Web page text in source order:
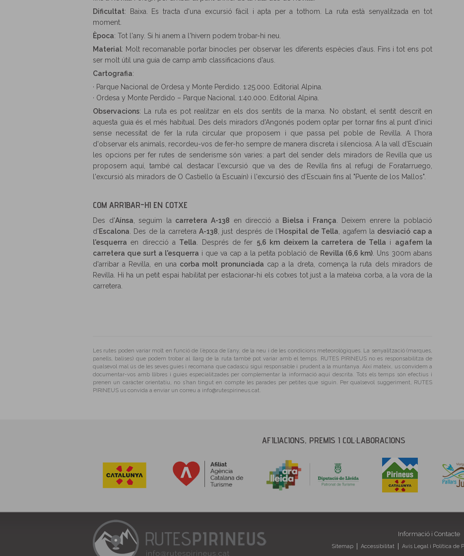
Dificultat: Baixa. Es tracta d'una excursió fàcil i apta per a tothom. La ruta està senyalitzada en tot
moment.
Època: Tot l'any. Si hi anem a l'hivern podem trobar-hi neu.
Material: Molt recomanable portar binocles per observar les diferents espècies d'aus. Fins i tot ens pot
ser molt útil una guia de camp amb classificacions d'aus.
Cartografia:
· Parque Nacional de Ordesa y Monte Perdido. 1:25.000. Editorial Alpina.
· Ordesa y Monte Perdido – Parque Nacional. 1:40.000. Editorial Alpina.
Observacions: La ruta es pot realitzar en els dos sentits de la marxa. No obstant, el sentit descrit en
aquesta guia és el més habitual. Des dels miradors d'Angonés podem optar per tornar fins al punt d'inici
sense necessitat de fer la ruta circular que proposem i que passa pel poble de Revilla. A l'hora
d'observar els animals, recordeu-vos de fer-ho sempre de manera discreta i silenciosa. A la vall d'Escuaín
les opcions per fer rutes de senderisme són varies: a part del sender dels miradors de Revilla que us
proposem aquí, també cal destacar l'excursió que va des de Revilla fins al refugi de Foratarruego,
l'excursió als miradors de O Castiello (a Escuaín) i l'excursió des d'Escuaín fins al "Puente de los Mallos".
COM ARRIBAR-HI EN COTXE
Des d'Aínsa , seguim la carretera A-138 en direcció a Bielsa i França . Deixem enrere la població
d'Escalona . Des de la carretera A-138 , just després de l'Hospital de Tella , agafem la desviació cap a
l'esquerra en direcció a Tella . Després de fer 5,6 km deixem la carretera de Tella i agafem la
carretera que surt a l'esquerra i que va cap a la petita població de Revilla (6,6 km) . Uns 300m abans
d'arribar a Revilla, en una corba molt pronunciada cap a la dreta, comença la ruta dels miradors de
Revilla. Hi ha un petit espai habilitat per estacionar-hi els cotxes tot just a la mateixa corba, a la vora de la
carretera.
Les rutes poden variar molt en funció de l´època de l´any, de la neu i de les condicions meteorològiques. La senyalització (marques,
panells, balises) que podem trobar al llarg de la ruta també pot variar amb el temps. RUTES PIRINEUS no es responsabilitza de
qualsevol mal ús de les seves guies i recomana que cadascú sigui responsable i prudent a la muntanya. Així mateix, us convidem a
documentar-vos amb llibres i guies especialitzades per complementar la informació aquí descrita. Tots els temps són efectius i
prenen un caràcter orientatiu, no s´han tingut en compte les parades per petites que siguin. Per qualsevol suggeriment, RUTES
PIRINEUS us convida a enviar un correu a info@rutespirineus.cat.
AFILIACIONS, PREMIS I COL·LABORACIONS
Informació i Contacte
Sitemap Accessibilitat Avís Legal i Política de